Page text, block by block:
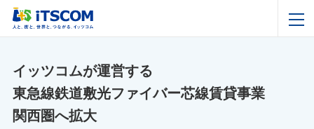
イッツコムが運営する
東急線鉄道敷光ファイバー芯線賃貸事業
関西圏へ拡大